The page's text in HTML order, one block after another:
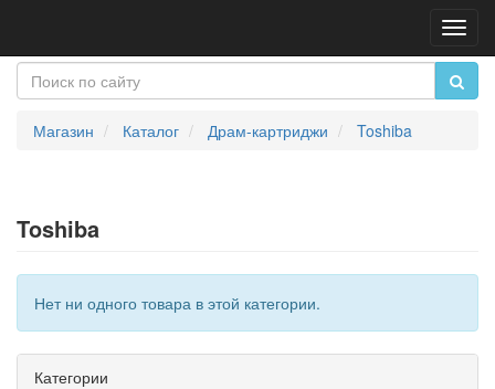
Магазин Каталог Драм-картриджи Toshiba
Toshiba
Нет ни одного товара в этой категории.
Категории